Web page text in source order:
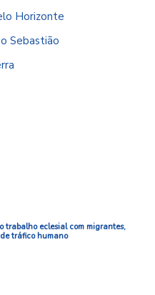
Horizonte
Sebastião
trabalho eclesial com migrantes,
tráfico humano